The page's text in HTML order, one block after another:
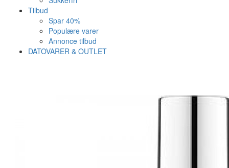
Tilbud
Spar 40%
Populære varer
Annonce tilbud
DATOVARER & OUTLET
Varen er nu i kurven ✔